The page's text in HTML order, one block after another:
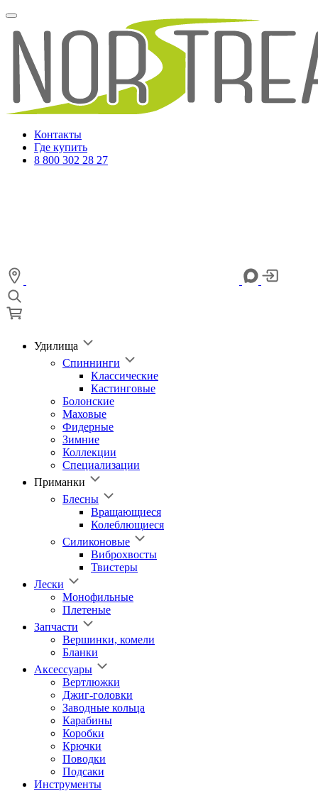
Контакты
Где купить
8 800 302 28 27
Удилища
Спиннинги
Классические
Кастинговые
Болонские
Маховые
Фидерные
Зимние
Коллекции
Специализации
Приманки
Блесны
Вращающиеся
Колеблющиеся
Силиконовые
Виброхвосты
Твистеры
Лески
Монофильные
Плетеные
Запчасти
Вершинки, комели
Бланки
Аксессуары
Вертлюжки
Джиг-головки
Заводные кольца
Карабины
Коробки
Крючки
Поводки
Подсаки
Инструменты